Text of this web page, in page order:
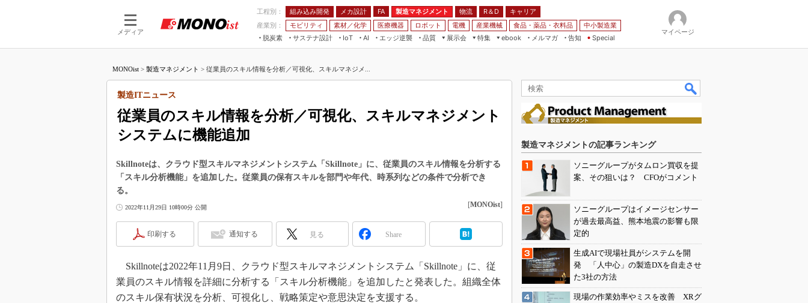
メディア
工程別： 組み込み開発 メカ設計 FA 製造マネジメント 物流 R＆D
キャリア
産業別：
モビリティ 素材／化学 医療機器 ロボット 電機 産業機械 食品・薬品・衣料品
中小製造業
脱炭素
サステナ設計
IoT
つながる工場
AI
AI×設備保全
エッジ逆襲 品質
展示会
JIMTOF
IIFES
TECHNO-FRONTIER
EdgeTech+
日本ものづくりワールド
AUTOMOTIVE WORLD
産業オープンネット展
特集
つながるクルマ
フィールドサービス
組み込み画像技術
組み込みモデリング
ISO26262
3Dプリンタ
デジタルツインとCAE
ebook
FA
モビリティ
メルマガ
告知 Special
マイページ
MONOist > 製造マネジメント > 従業員のスキル情報を分析／可視化、スキルマネジメ...
従業員のスキル情報を分析／可視化、スキルマネジメント
システムに機能追加
製造ITニュース
Skillnoteは、クラウド型スキルマネジメントシステム「Skillnote」に、従業員のスキル情報を分析する
「スキル分析機能」を追加した。従業員の保有スキルを部門や年代、時系列などの条件で分析でき
る。
2022年11月29日 10時00分 公開 [MONOist]
印刷する 通知する 見る Share
Skillnoteは2022年11月9日、クラウド型スキルマネジメントシステム「Skillnote」に、従
業員のスキル情報を詳細に分析する「スキル分析機能」を追加したと発表した。組織全体
のスキル保有状況を分析、可視化し、戦略策定や意思決定を支援する。
製造マネジメントの記事ランキング
ソニーグループがタムロン買収を提
案、その狙いは？ CFOがコメント
ソニーグループはイメージセンサー
が過去最高益、熊本地震の影響も限
定的
生成AIで現場社員がシステムを開
発 「人中心」の製造DXを自走させ
た3社の方法
現場の作業効率やミスを改善 XRグ